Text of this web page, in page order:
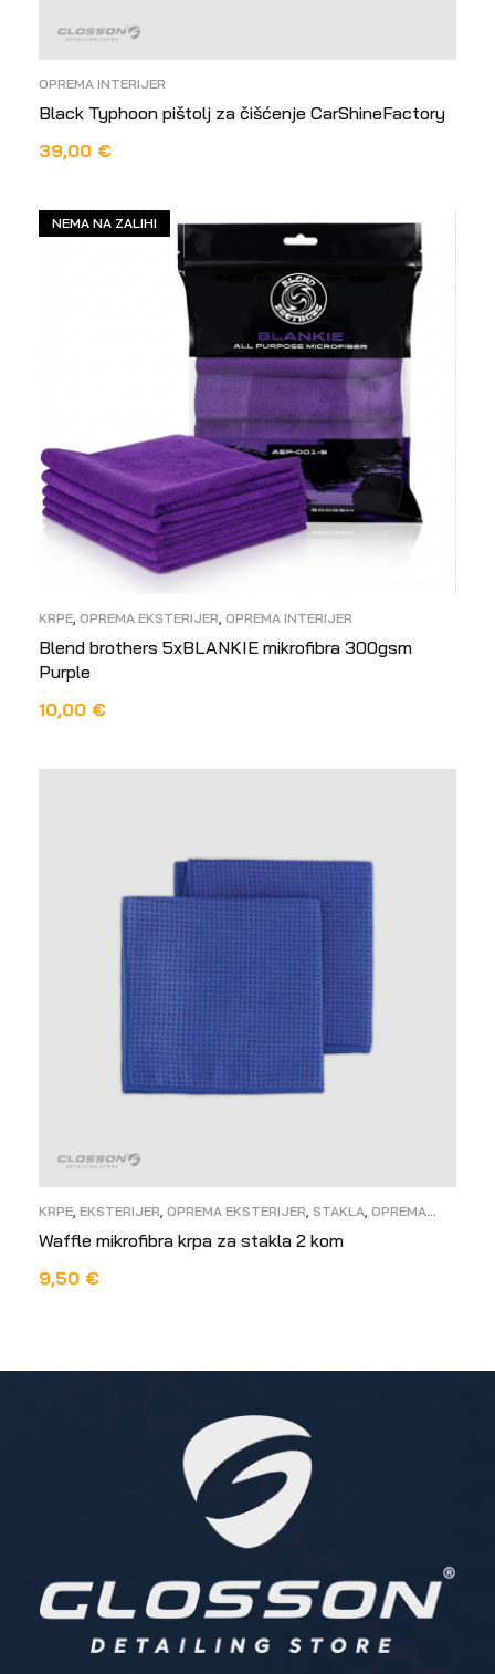
OPREMA INTERIJER
Black Typhoon pištolj za čišćenje CarShineFactory
39,00 €
NEMA NA ZALIHI
KRPE OPREMA EKSTERIJER OPREMA INTERIJER
Blend brothers 5xBLANKIE mikrofibra 300gsm
Purple
10,00 €
KRPE EKSTERIJER OPREMA EKSTERIJER STAKLA OPREMA
Waffle mikrofibra krpa za stakla 2 kom
9,50 €